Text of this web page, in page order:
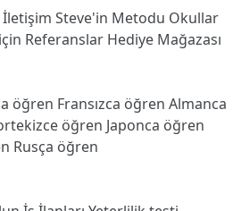
İletişim Steve'in Metodu Okullar
Referanslar Hediye Mağazası
öğren Fransızca öğren Almanca
öğren Japonca öğren
Rusça öğren